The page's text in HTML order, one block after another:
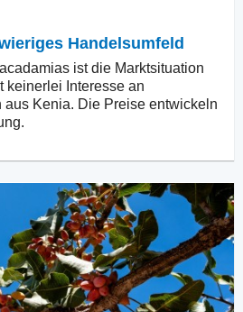
Handelsumfeld
ist die Marktsituation
keinerlei Interesse an
aus Kenia. Die Preise entwickeln